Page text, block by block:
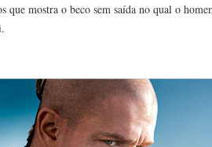
que mostra o beco sem saída no qual o